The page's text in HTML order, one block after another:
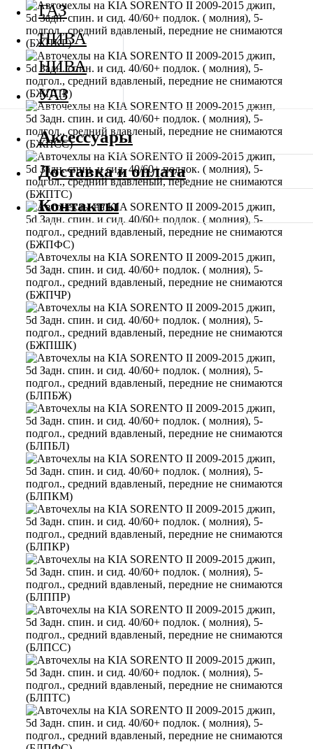
ГАЗ
НИВА
НИВА
УАЗ
Аксессуары
Доставка и оплата
Контакты